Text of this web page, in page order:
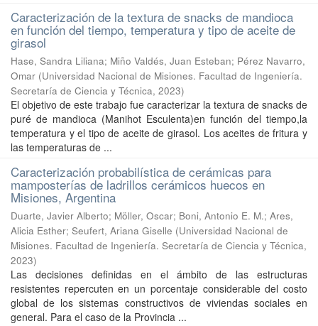
Caracterización de la textura de snacks de mandioca
en función del tiempo, temperatura y tipo de aceite de
girasol
Hase, Sandra Liliana; Miño Valdés, Juan Esteban; Pérez Navarro,
Omar (Universidad Nacional de Misiones. Facultad de Ingeniería.
Secretaría de Ciencia y Técnica, 2023)
El objetivo de este trabajo fue caracterizar la textura de snacks de
puré de mandioca (Manihot Esculenta)en función del tiempo,la
temperatura y el tipo de aceite de girasol. Los aceites de fritura y
las temperaturas de ...
Caracterización probabilística de cerámicas para
mamposterías de ladrillos cerámicos huecos en
Misiones, Argentina
Duarte, Javier Alberto; Möller, Oscar; Boni, Antonio E. M.; Ares,
Alicia Esther; Seufert, Ariana Giselle (Universidad Nacional de
Misiones. Facultad de Ingeniería. Secretaría de Ciencia y Técnica,
2023)
Las decisiones definidas en el ámbito de las estructuras
resistentes repercuten en un porcentaje considerable del costo
global de los sistemas constructivos de viviendas sociales en
general. Para el caso de la Provincia ...